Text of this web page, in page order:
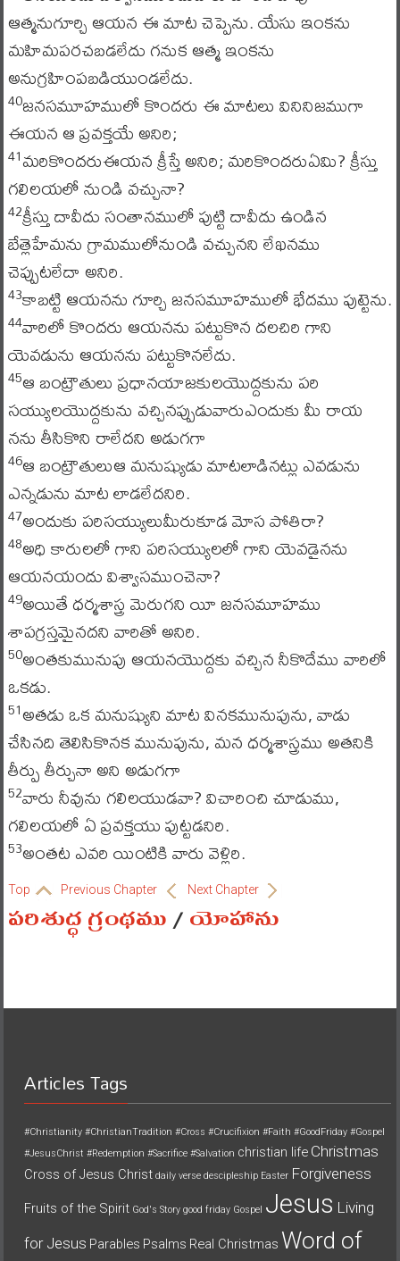
ఆత్మనుగూర్చి ఆయన ఈ మాట చెప్పెను. యేసు ఇంకను
మహిమపరచబడలేదు గనుక ఆత్మ ఇంకను
అనుగ్రహింపబడియుండలేదు.
40జనసమూహములో కొందరు ఈ మాటలు వినినిజముగా
ఈయన ఆ ప్రవక్తయే అనిరి;
41మరికొందరుఈయన క్రీస్తే అనిరి; మరికొందరుఏమి? క్రీస్తు
గలిలయలో నుండి వచ్చునా?
42క్రీస్తు దావీదు సంతానములో పుట్టి దావీదు ఉండిన
బేత్లెహేమను గ్రామములోనుండి వచ్చునని లేఖనము
చెప్పుటలేదా అనిరి.
43కాబట్టి ఆయనను గూర్చి జనసమూహములో భేదము పుట్టెను.
44వారిలో కొందరు ఆయనను పట్టుకొన దలచిరి గాని
యెవడును ఆయనను పట్టుకొనలేదు.
45ఆ బంట్రౌతులు ప్రధానయాజకులయొద్దకును పరి
సయ్యులయొద్దకును వచ్చినప్పుడువారుఎందుకు మీ రాయ
నను తీసికొని రాలేదని అడుగగా
46ఆ బంట్రౌతులుఆ మనుష్యుడు మాటలాడినట్లు ఎవడును
ఎన్నడును మాట లాడలేదనిరి.
47అందుకు పరిసయ్యులుమీరుకూడ మోస పోతిరా?
48అధి కారులలో గాని పరిసయ్యులలో గాని యెవడైనను
ఆయనయందు విశ్వాసముంచెనా?
49అయితే ధర్మశాస్త్ర మెరుగని యీ జనసమూహము
శాపగ్రస్తమైనదని వారితో అనిరి.
50అంతకుమునుపు ఆయనయొద్దకు వచ్చిన నీకొదేము వారిలో
ఒకడు.
51అతడు ఒక మనుష్యుని మాట వినకమునుపును, వాడు
చేసినది తెలిసికొనక మునుపును, మన ధర్మశాస్త్రము అతనికి
తీర్పు తీర్చునా అని అడుగగా
52వారు నీవును గలిలయుడవా? విచారించి చూడుము,
గలిలయలో ఏ ప్రవక్తయు పుట్టడనిరి.
53అంతట ఎవరి యింటికి వారు వెళ్లిరి.
Top Previous Chapter Next Chapter
పరిశుద్ధ గ్రంథము/యోహాను
Articles Tags
#Christianity #ChristianTradition #Cross #Crucifixion #Faith #GoodFriday #Gospel
#JesusChrist #Redemption #Sacrifice #Salvation christian life Christmas
Cross of Jesus Christ daily verse descipleship Easter Forgiveness
Fruits of the Spirit God's Story good friday Gospel Jesus Living
for Jesus Parables Psalms Real Christmas Word of